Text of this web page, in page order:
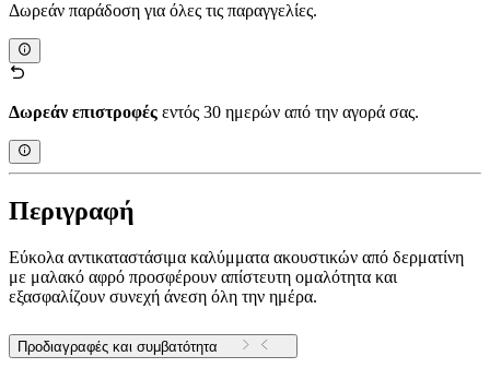
Δωρεάν παράδοση για όλες τις παραγγελίες.
Δωρεάν επιστροφές εντός 30 ημερών από την αγορά σας.
Περιγραφή
Εύκολα αντικαταστάσιμα καλύμματα ακουστικών από δερματίνη
με μαλακό αφρό προσφέρουν απίστευτη ομαλότητα και
εξασφαλίζουν συνεχή άνεση όλη την ημέρα.
Προδιαγραφές και συμβατότητα